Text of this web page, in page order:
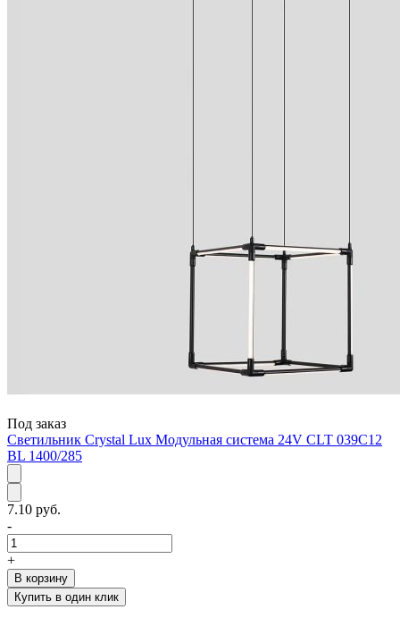
Под заказ
Светильник Crystal Lux Модульная система 24V CLT 039C12
BL 1400/285
7.10 руб.
-
+
В корзину
Купить в один клик